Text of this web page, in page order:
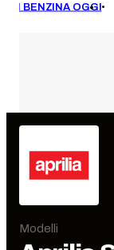
BENZINA OGGI
Modelli